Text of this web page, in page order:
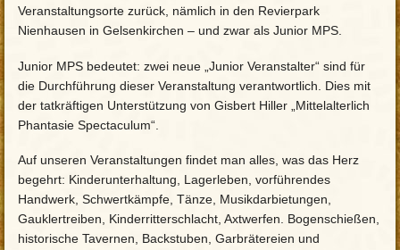
Veranstaltungsorte zurück, nämlich in den Revierpark
Nienhausen in Gelsenkirchen – und zwar als Junior MPS.
Junior MPS bedeutet: zwei neue „Junior Veranstalter“ sind für
die Durchführung dieser Veranstaltung verantwortlich. Dies mit
der tatkräftigen Unterstützung von Gisbert Hiller „Mittelalterlich
Phantasie Spectaculum“.
Auf unseren Veranstaltungen findet man alles, was das Herz
begehrt: Kinderunterhaltung, Lagerleben, vorführendes
Handwerk, Schwertkämpfe, Tänze, Musikdarbietungen,
Gauklertreiben, Kinderritterschlacht, Axtwerfen. Bogenschießen,
historische Tavernen, Backstuben, Garbrätereien und